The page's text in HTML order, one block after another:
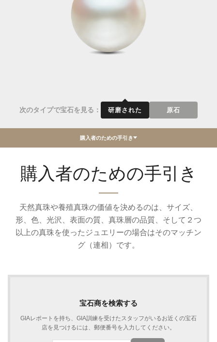
次のタイプで宝石を見る： 研磨された 原石
購入者のための手引き
購入者のための手引き
天然真珠や養殖真珠の価値を決めるのは、サイズ、
形、色、光沢、表面の質、真珠層の品質、そして２つ
以上の真珠を使ったジュエリーの場合はそのマッチン
グ（連相）です。
宝石商を検索する
GIAレポートを持ち、GIA訓練を受けたスタッフがいるお近くの宝石
店を見つけるには、郵便番号を入力してください。